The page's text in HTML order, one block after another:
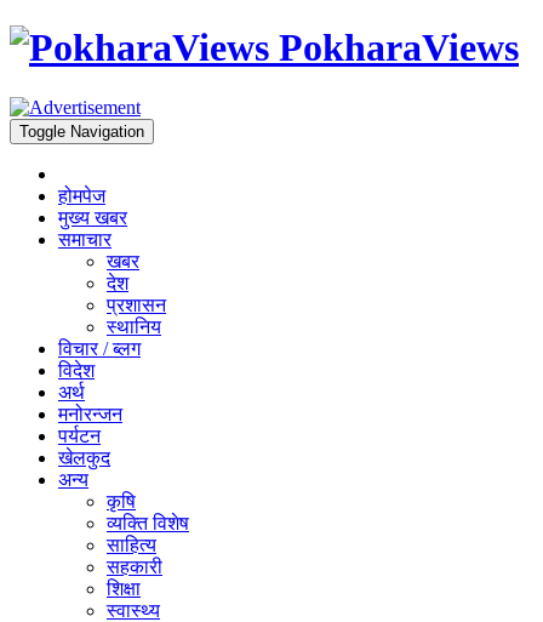
PokharaViews
Toggle Navigation
होमपेज
मुख्य खबर
समाचार
खबर
देश
प्रशासन
स्थानिय
विचार / ब्लग
विदेश
अर्थ
मनोरन्जन
पर्यटन
खेलकुद
अन्य
कृषि
व्यक्ति विशेष
साहित्य
सहकारी
शिक्षा
स्वास्थ्य